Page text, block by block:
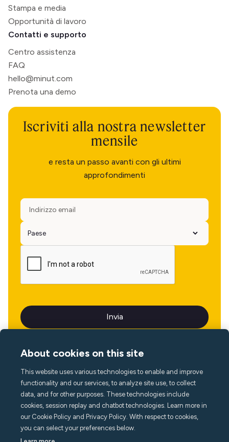
Stampa e media
Opportunità di lavoro
Contatti e supporto
Centro assistenza
FAQ
hello@minut.com
Prenota una demo
Iscriviti alla nostra newsletter
mensile
e resta un passo avanti con gli ultimi
approfondimenti
Lingua
About cookies on this site
This website uses various technologies to enable and improve
functionality and our services, to analyze site use, to collect
data, and for other purposes. These technologies include
cookies, session replay and chatbot technologies. Learn more in
our Cookie Policy and Privacy Policy. With respect to cookies,
you can select your preferences below.